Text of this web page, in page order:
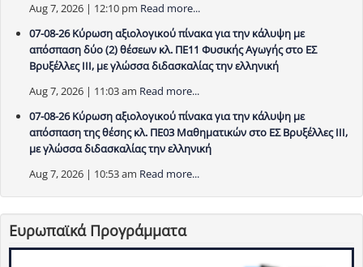
Aug 7, 2026 | 12:10 pm Read more...
07-08-26 Κύρωση αξιολογικού πίνακα για την κάλυψη με
απόσπαση δύο (2) θέσεων κλ. ΠΕ11 Φυσικής Αγωγής στο ΕΣ
Βρυξέλλες ΙΙΙ, με γλώσσα διδασκαλίας την ελληνική
Aug 7, 2026 | 11:03 am Read more...
07-08-26 Κύρωση αξιολογικού πίνακα για την κάλυψη με
απόσπαση της θέσης κλ. ΠΕ03 Μαθηματικών στο ΕΣ Βρυξέλλες ΙΙΙ,
με γλώσσα διδασκαλίας την ελληνική
Aug 7, 2026 | 10:53 am Read more...
Ευρωπαϊκά Προγράμματα